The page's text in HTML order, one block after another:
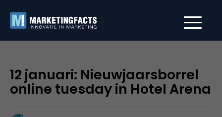
12 januari: Nieuwjaarsborrel
online tuesday in Hotel Arena